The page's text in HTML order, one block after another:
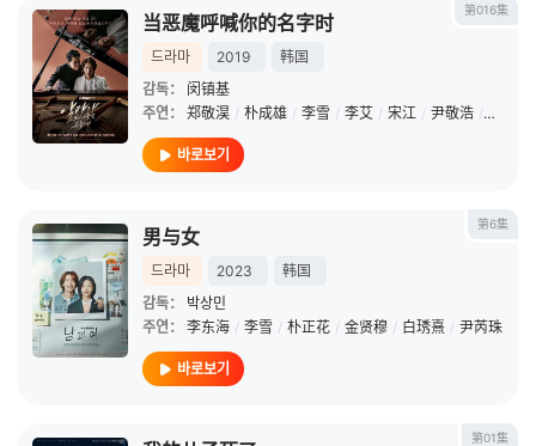
第016集
当恶魔呼喊你的名字时
드라마 2019
韩国
감독：
闵镇基
주연：
郑敬淏 / 朴成雄 / 李雪 / 李艾 / 宋江 / 尹敬浩 / 金炯默
바로보기
第6集
男与女
드라마 2023
韩国
감독：
박상민
주연：
李东海 / 李雪 / 朴正花 / 金贤穆 / 白琇熹 / 尹芮珠
바로보기
第01集